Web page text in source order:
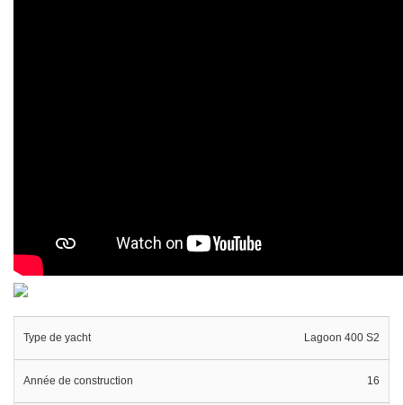
Type de yacht Lagoon 400 S2
Année de construction 16